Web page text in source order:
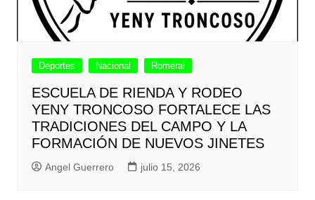
Deportes Nacional Romeral
ESCUELA DE RIENDA Y RODEO
YENY TRONCOSO FORTALECE LAS
TRADICIONES DEL CAMPO Y LA
FORMACIÓN DE NUEVOS JINETES
Angel Guerrero julio 15, 2026